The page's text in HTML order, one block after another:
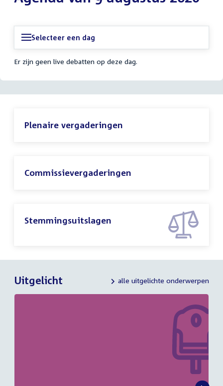
Selecteer een dag
Er zijn geen live debatten op deze dag.
Plenaire vergaderingen
Commissievergaderingen
Stemmingsuitslagen
Uitgelicht alle uitgelichte onderwerpen